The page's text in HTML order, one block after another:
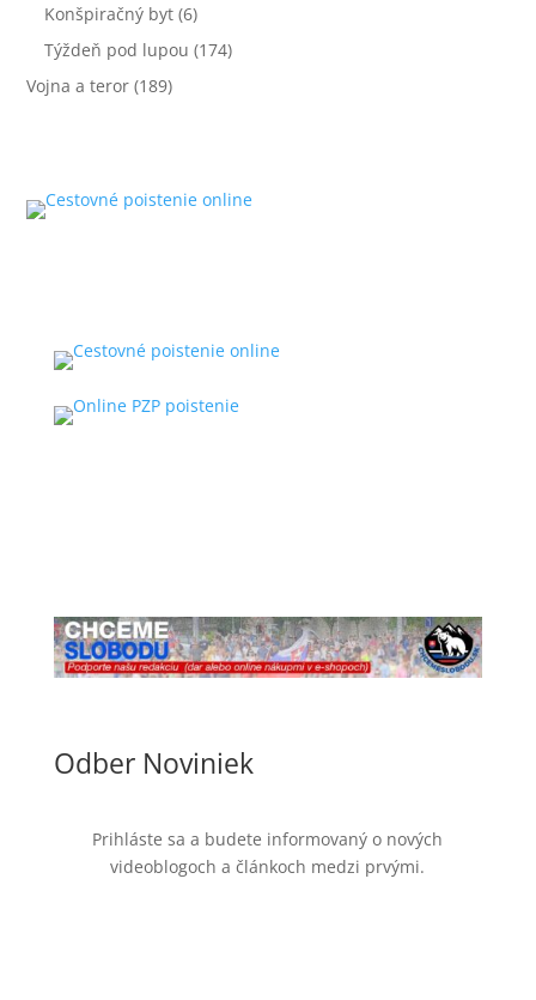
Konšpiračný byt (6)
Týždeň pod lupou (174)
Vojna a teror (189)
Odber Noviniek
Prihláste sa a budete informovaný o nových
videoblogoch a článkoch medzi prvými.